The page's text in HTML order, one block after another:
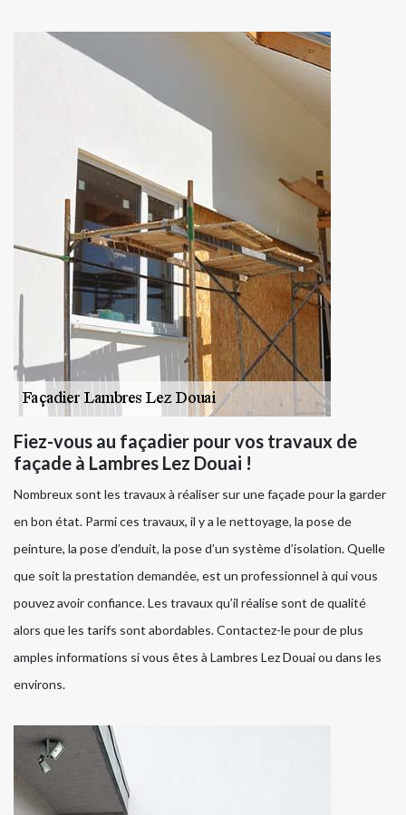
Fiez-vous au façadier pour vos travaux de
façade à Lambres Lez Douai !
Nombreux sont les travaux à réaliser sur une façade pour la garder
en bon état. Parmi ces travaux, il y a le nettoyage, la pose de
peinture, la pose d’enduit, la pose d’un système d’isolation. Quelle
que soit la prestation demandée, est un professionnel à qui vous
pouvez avoir confiance. Les travaux qu’il réalise sont de qualité
alors que les tarifs sont abordables. Contactez-le pour de plus
amples informations si vous êtes à Lambres Lez Douai ou dans les
environs.